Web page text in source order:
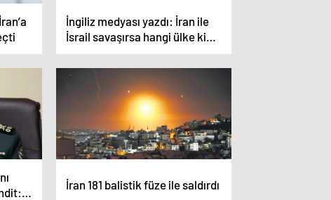
İngiliz medyası yazdı: İran ile
İsrail savaşırsa hangi ülke kimi
destekler
İran 181 balistik füze ile saldırdı